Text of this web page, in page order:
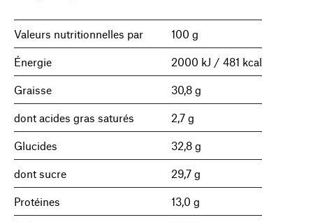
Valeurs nutritionnelles par 100 g
Énergie 2000 kJ / 481 kcal
Graisse 30,8 g
dont acides gras saturés 2,7 g
Glucides 32,8 g
dont sucre 29,7 g
Protéines 13,0 g